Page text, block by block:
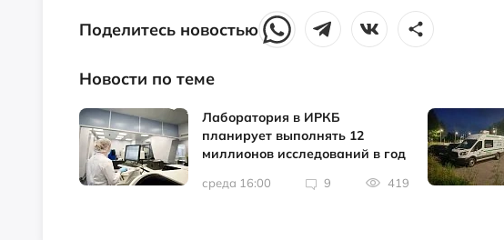
Поделитесь новостью
Новости по теме
Лаборатория в ИРКБ
планирует выполнять 12
миллионов исследований в год
среда 16:00 9 419